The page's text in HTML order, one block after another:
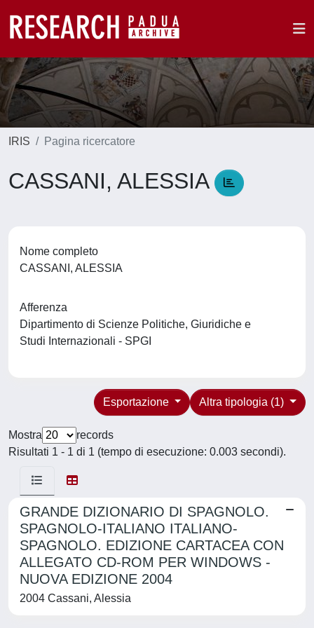
IRIS Pagina ricercatore
CASSANI, ALESSIA
Nome completo
CASSANI, ALESSIA
Afferenza
Dipartimento di Scienze Politiche, Giuridiche e
Studi Internazionali - SPGI
Altra tipologia (1)
Esportazione
Mostra
records
Risultati 1 - 1 di 1 (tempo di esecuzione: 0.003 secondi).
GRANDE DIZIONARIO DI SPAGNOLO.
SPAGNOLO-ITALIANO ITALIANO-
SPAGNOLO. EDIZIONE CARTACEA CON
ALLEGATO CD-ROM PER WINDOWS -
NUOVA EDIZIONE 2004
2004 Cassani, Alessia